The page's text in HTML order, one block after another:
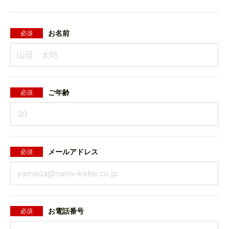
お名前
必須
ご年齢
必須
メールアドレス
必須
お電話番号
必須